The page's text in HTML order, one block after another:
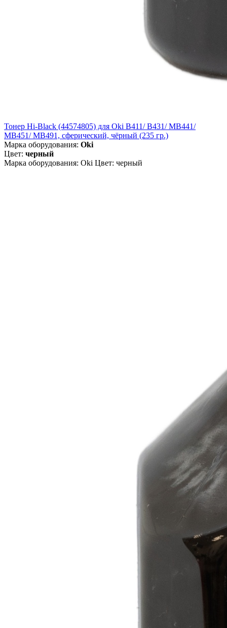
Тонер Hi-Black (44574805) для Oki B411/ B431/ MB441/
MB451/ MB491, сферический, чёрный (235 гр.)
Марка оборудования: Oki
Цвет: черный
Марка оборудования: Oki Цвет: черный